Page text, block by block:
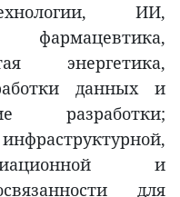
ИИ,
энергетика,
данных и
разработки;
и
для